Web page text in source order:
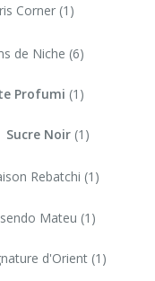
Corner (1)
de Niche (6)
Profumi (1)
Sucre Noir (1)
Rebatchi (1)
Mateu (1)
d'Orient (1)